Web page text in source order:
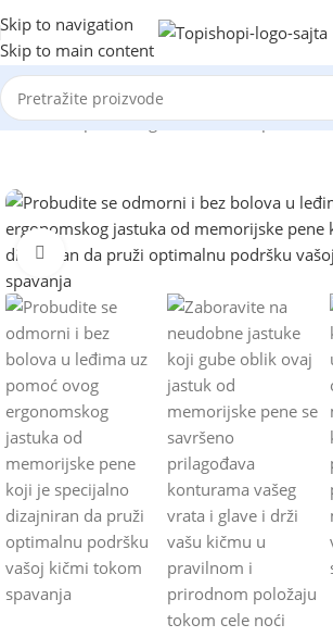
Skip to navigation
Skip to main content
Početna/Lepota i nega/Univerzalni proizvodi
Kliknite za uvećanje